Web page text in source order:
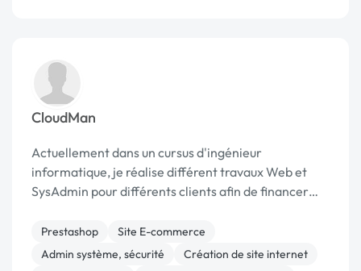
CloudMan
Actuellement dans un cursus d'ingénieur
informatique, je réalise différent travaux Web et
SysAdmin pour différents clients afin de financer
l'installation et l'administration serveur.
Prestashop
Site E-commerce
Admin système, sécurité
Création de site internet